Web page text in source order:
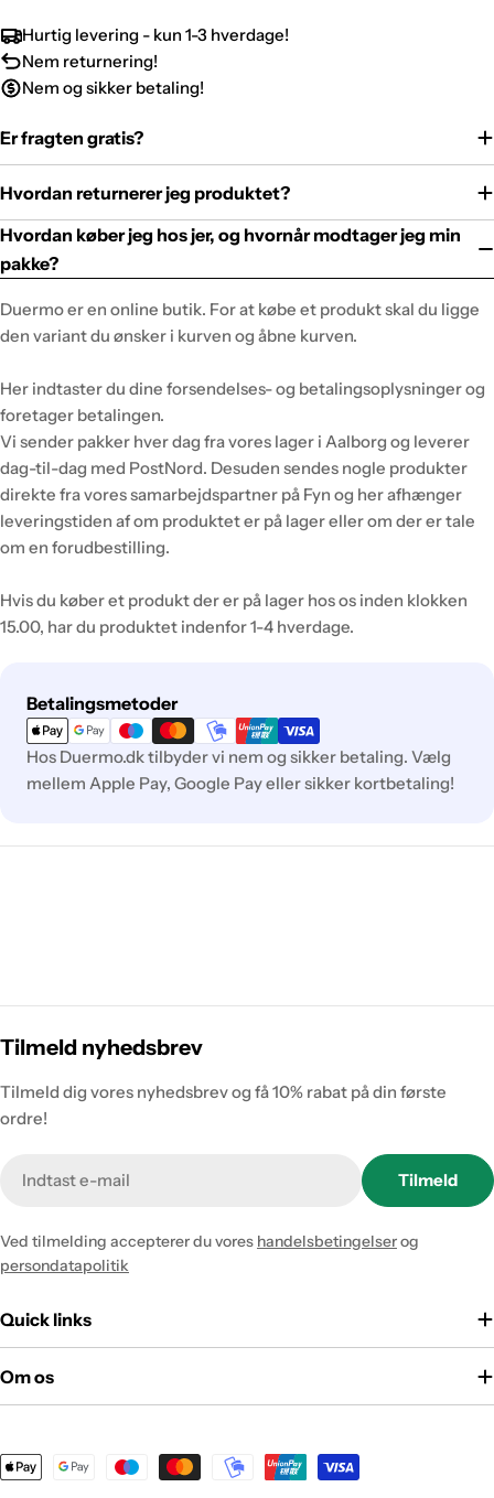
Hurtig levering - kun 1-3 hverdage!
Nem returnering!
Nem og sikker betaling!
Er fragten gratis?
Hvordan returnerer jeg produktet?
Hvordan køber jeg hos jer, og hvornår modtager jeg min
pakke?
Duermo er en online butik. For at købe et produkt skal du ligge
den variant du ønsker i kurven og åbne kurven.
Her indtaster du dine forsendelses- og betalingsoplysninger og
foretager betalingen.
Vi sender pakker hver dag fra vores lager i Aalborg og leverer
dag-til-dag med PostNord. Desuden sendes nogle produkter
direkte fra vores samarbejdspartner på Fyn og her afhænger
leveringstiden af om produktet er på lager eller om der er tale
om en forudbestilling.
Hvis du køber et produkt der er på lager hos os inden klokken
15.00, har du produktet indenfor 1-4 hverdage.
Betalingsmetoder
Betalingsmetoder
Hos Duermo.dk tilbyder vi nem og sikker betaling. Vælg
mellem Apple Pay, Google Pay eller sikker kortbetaling!
Tilmeld nyhedsbrev
Tilmeld dig vores nyhedsbrev og få 10% rabat på din første
ordre!
Tilmeld
Ved tilmelding accepterer du vores handelsbetingelserog
persondatapolitik
Quick links
Om os
Betalingsmetoder